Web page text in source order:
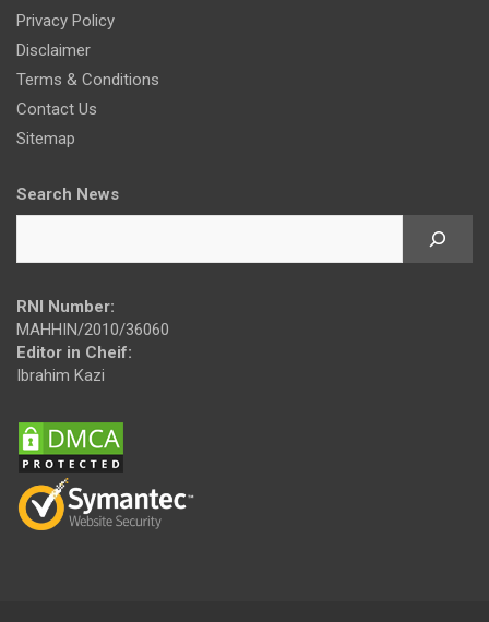
Privacy Policy
Disclaimer
Terms & Conditions
Contact Us
Sitemap
Search News
RNI Number:
MAHHIN/2010/36060
Editor in Cheif:
Ibrahim Kazi